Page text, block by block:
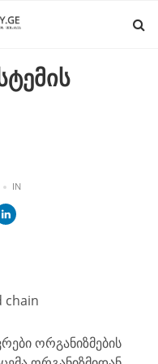
INPOSTED
chain
ორგანიზმების